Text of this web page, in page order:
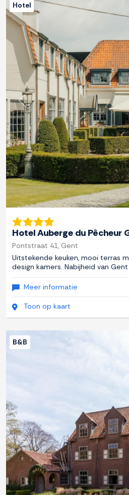
Previous
Hotel
Hotel Auberge du Pêcheur
Pontstraat 41, Gent
Uitstekende keuken, mooi terras
design kamers. Nabijheid van
Meer informatie
Toon op kaart
Previous
B&B